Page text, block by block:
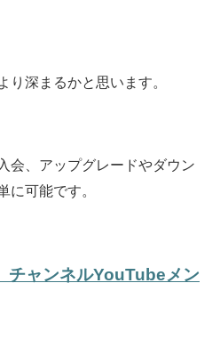
り深まるかと思います。
会、アップグレードやダウン
に可能です。
チャンネルYouTubeメン